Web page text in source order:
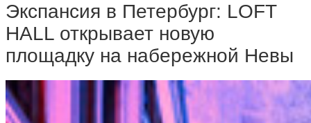
Экспансия в Петербург: LOFT
HALL открывает новую
площадку на набережной Невы